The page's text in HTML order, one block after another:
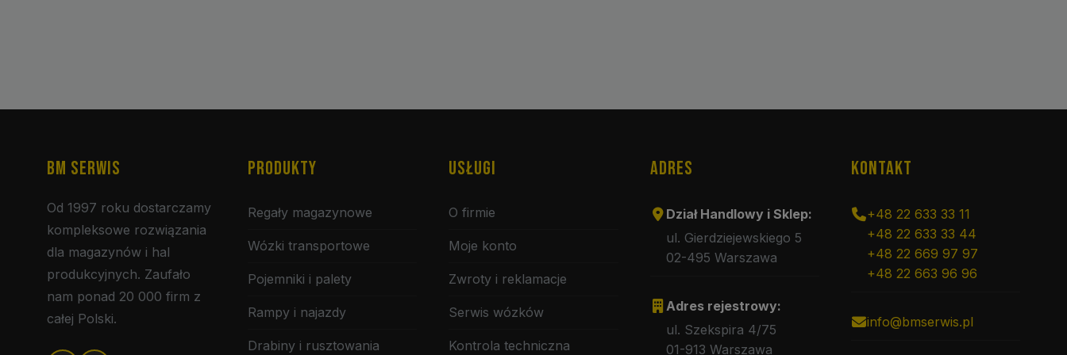
BM SERWIS
Od 1997 roku dostarczamy
kompleksowe rozwiązania
dla magazynów i hal
produkcyjnych. Zaufało
nam ponad 20 000 firm z
całej Polski.
PRODUKTY
Regały magazynowe
Wózki transportowe
Pojemniki i palety
Rampy i najazdy
Drabiny i rusztowania
USŁUGI
O firmie
Moje konto
Zwroty i reklamacje
Serwis wózków
Kontrola techniczna
ADRES
Dział Handlowy i Sklep:
ul. Gierdziejewskiego 5
02-495 Warszawa
Adres rejestrowy:
ul. Szekspira 4/75
01-913 Warszawa
KONTAKT
+48 22 633 33 11
+48 22 633 33 44
+48 22 669 97 97
+48 22 663 96 96
info@bmserwis.pl